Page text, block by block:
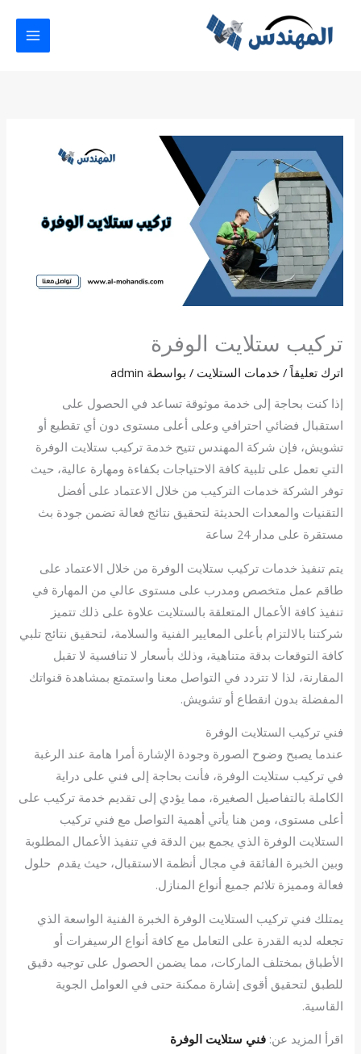
تركيب ستلايت الوفرة
اترك تعليقاً /خدمات الستلايت / بواسطة admin
إذا كنت بحاجة إلى خدمة موثوقة تساعد في الحصول على
استقبال فضائي احترافي وعلى أعلى مستوى دون أي تقطيع أو
تشويش، فإن شركة المهندس تتيح خدمة تركيب ستلايت الوفرة
التي تعمل على تلبية كافة الاحتياجات بكفاءة ومهارة عالية، حيث
توفر الشركة خدمات التركيب من خلال الاعتماد على أفضل
التقنيات والمعدات الحديثة لتحقيق نتائج فعالة تضمن جودة بث
مستقرة على مدار 24 ساعة
يتم تنفيذ خدمات تركيب ستلايت الوفرة من خلال الاعتماد على
طاقم عمل متخصص ومدرب على مستوى عالي من المهارة في
تنفيذ كافة الأعمال المتعلقة بالستلايت علاوة على ذلك تتميز
شركتنا بالالتزام بأعلى المعايير الفنية والسلامة، لتحقيق نتائج تلبي
كافة التوقعات بدقة متناهية، وذلك بأسعار لا تنافسية لا تقبل
المقارنة، لذا لا تتردد في التواصل معنا واستمتع بمشاهدة قنواتك
المفضلة بدون انقطاع أو تشويش.
فني تركيب الستلايت الوفرة
عندما يصبح وضوح الصورة وجودة الإشارة أمرا هامة عند الرغبة
في تركيب ستلايت الوفرة، فأنت بحاجة إلى فني على دراية
الكاملة بالتفاصيل الصغيرة، مما يؤدي إلى تقديم خدمة تركيب على
أعلى مستوى، ومن هنا يأتي أهمية التواصل مع فني تركيب
الستلايت الوفرة الذي يجمع بين الدقة في تنفيذ الأعمال المطلوبة
وبين الخبرة الفائقة في مجال أنظمة الاستقبال، حيث يقدم حلول
فعالة ومميزة تلائم جميع أنواع المنازل.
يمتلك فني تركيب الستلايت الوفرة الخبرة الفنية الواسعة الذي
تجعله لديه القدرة على التعامل مع كافة أنواع الرسيفرات أو
الأطباق بمختلف الماركات، مما يضمن الحصول على توجيه دقيق
للطبق لتحقيق أقوى إشارة ممكنة حتى في العوامل الجوية
القاسية.
اقرأ المزيد عن:فني ستلايت الوفرة